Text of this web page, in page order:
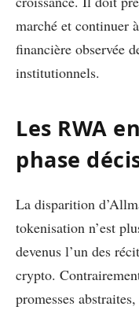
marché et continuer
financière observée
institutionnels.
Les RWA
phase
La disparition
tokenisation n’est
devenus l’un des
crypto.
promesses